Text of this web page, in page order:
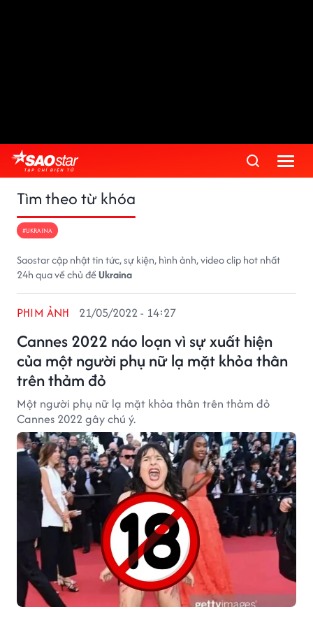
Tìm theo từ khóa
#UKRAINA
Saostar cập nhật tin tức, sự kiện, hình ảnh, video clip hot nhất
24h qua về chủ đềUkraina
Cannes 2022 náo loạn vì sự xuất hiện
của một người phụ nữ lạ mặt khỏa thân
trên thảm đỏ
PHIM ẢNH 21/05/2022 - 14:27
Một người phụ nữ lạ mặt khỏa thân trên thảm đỏ
Cannes 2022 gây chú ý.